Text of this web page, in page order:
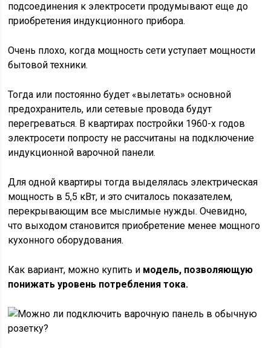
подсоединения к электросети продумывают еще до
приобретения индукционного прибора.
Очень плохо, когда мощность сети уступает мощности
бытовой техники.
Тогда или постоянно будет «вылетать» основной
предохранитель, или сетевые провода будут
перегреваться. В квартирах постройки 1960-х годов
электросети попросту не рассчитаны на подключение
индукционной варочной панели.
Для одной квартиры тогда выделялась электрическая
мощность в 5,5 кВт, и это считалось показателем,
перекрывающим все мыслимые нужды. Очевидно,
что выходом становится приобретение менее мощного
кухонного оборудования.
Как вариант, можно купить и модель, позволяющую
понижать уровень потребления тока.